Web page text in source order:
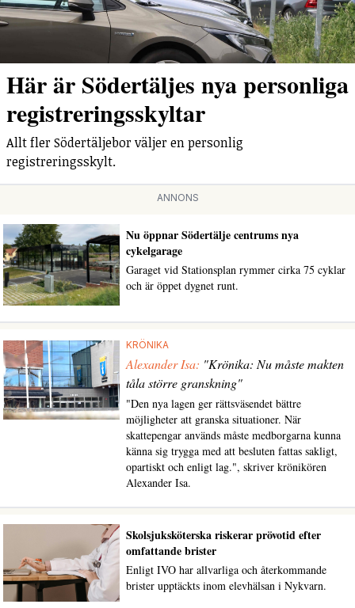
Här är Södertäljes nya personliga
registreringsskyltar
Allt fler Södertäljebor väljer en personlig
registreringsskylt.
ANNONS
Nu öppnar Södertälje centrums nya
cykelgarage
Garaget vid Stationsplan rymmer cirka 75 cyklar
och är öppet dygnet runt.
KRÖNIKA
Alexander Isa: "Krönika: Nu måste makten
tåla större granskning"
"Den nya lagen ger rättsväsendet bättre
möjligheter att granska situationer. När
skattepengar används måste medborgarna kunna
känna sig trygga med att besluten fattas sakligt,
opartiskt och enligt lag.", skriver krönikören
Alexander Isa.
Skolsjuksköterska riskerar prövotid efter
omfattande brister
Enligt IVO har allvarliga och återkommande
brister upptäckts inom elevhälsan i Nykvarn.